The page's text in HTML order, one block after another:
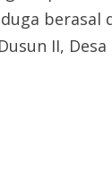
II,